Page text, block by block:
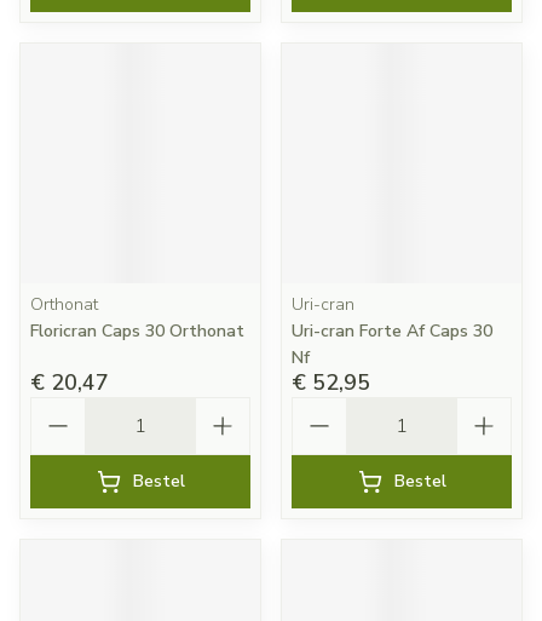
Orthonat
Floricran Caps 30 Orthonat
€ 20,47
Bestel
Uri-cran
Uri-cran Forte Af Caps 30
Nf
€ 52,95
Bestel